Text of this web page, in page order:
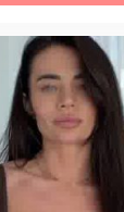
wysokim
stanem
–
art.
13150
quantity